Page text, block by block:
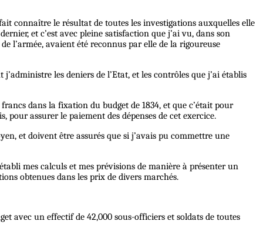
connaître le résultat de toutes les investigations auxquelles elle
et c’est avec pleine satisfaction que j’ai vu, dans son
l’armée, avaient été reconnus par elle de la rigoureuse
les deniers de l’Etat, et les contrôles que j’ai établis
dans la fixation du budget de 1834, et que c’était pour
assurer le paiement des dépenses de cet exercice.
et doivent être assurés que si j’avais pu commettre une
mes calculs et mes prévisions de manière à présenter un
obtenues dans les prix de divers marchés.
avec un effectif de 42,000 sous-officiers et soldats de toutes